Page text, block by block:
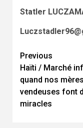
Statler
Continue
Reading
Previous
Haïti / Marché
quand nos
vendeuses font
miracles